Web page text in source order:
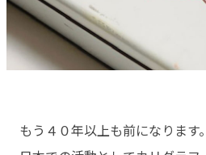
もう４０年以上も前になります。